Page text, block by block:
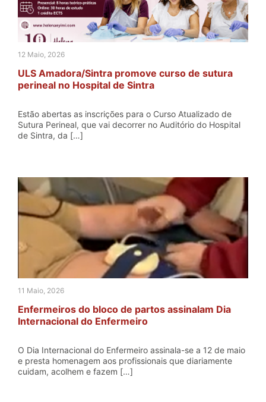
12 Maio, 2026
ULS Amadora/Sintra promove curso de sutura
perineal no Hospital de Sintra
Estão abertas as inscrições para o Curso Atualizado de
Sutura Perineal, que vai decorrer no Auditório do Hospital
de Sintra, da […]
11 Maio, 2026
Enfermeiros do bloco de partos assinalam Dia
Internacional do Enfermeiro
O Dia Internacional do Enfermeiro assinala-se a 12 de maio
e presta homenagem aos profissionais que diariamente
cuidam, acolhem e fazem […]